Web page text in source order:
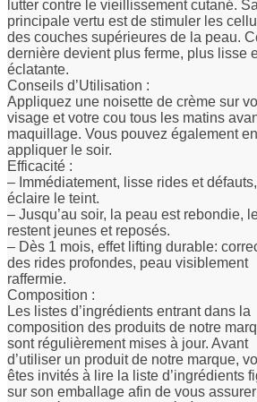
lutter contre le vieillissement cutané. Sa
principale vertu est de stimuler les
des couches supérieures de la peau.
dernière devient plus ferme, plus lisse
éclatante.
Conseils d’Utilisation :
Appliquez une noisette de crème sur
visage et votre cou tous les matins
maquillage. Vous pouvez également en
appliquer le soir.
Efficacité :
– Immédiatement, lisse rides et défauts,
éclaire le teint.
– Jusqu’au soir, la peau est rebondie,
restent jeunes et reposés.
– Dès 1 mois, effet lifting durable:
des rides profondes, peau visiblement
raffermie.
Composition :
Les listes d’ingrédients entrant dans la
composition des produits de notre
sont régulièrement mises à jour. Avant
d’utiliser un produit de notre marque,
êtes invités à lire la liste d’ingrédients
sur son emballage afin de vous